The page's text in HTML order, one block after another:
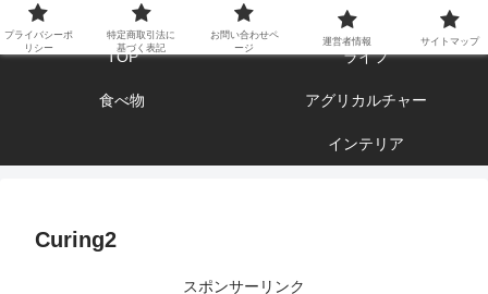
エンジョイ ブログライフ
TOP ライフ
食べ物 アグリカルチャー
インテリア
Curing2
スポンサーリンク
プライバシーポ
リシー
特定商取引法に
基づく表記
お問い合わせペ
ージ
運営者情報 サイトマップ